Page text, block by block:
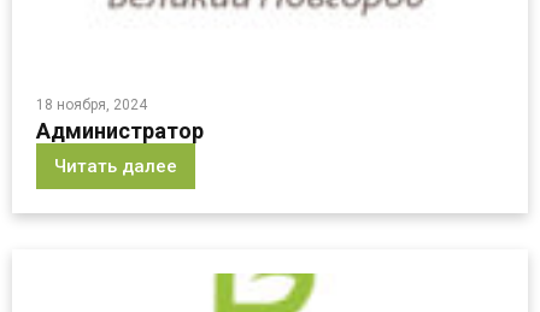
18 ноября, 2024
Администратор
Читать далее